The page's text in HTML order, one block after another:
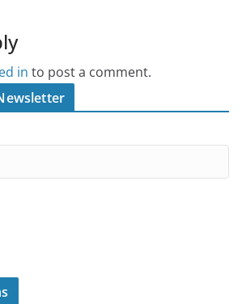
in to post a comment.